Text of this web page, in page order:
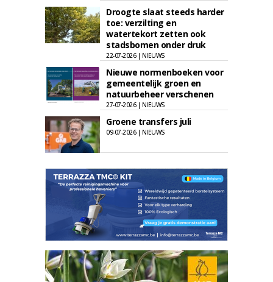
Droogte slaat steeds harder
toe: verzilting en
watertekort zetten ook
stadsbomen onder druk
22-07-2026 | NIEUWS
Nieuwe normenboeken voor
gemeentelijk groen en
natuurbeheer verschenen
27-07-2026 | NIEUWS
Groene transfers juli
09-07-2026 | NIEUWS